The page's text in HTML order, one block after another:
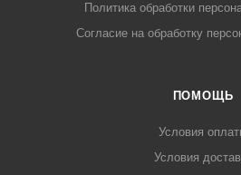
Политика обработки
Согласие на обработку
ПОМОЩЬ
Условия
Условия